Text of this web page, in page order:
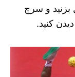
بزنید و سرچ
کنید.